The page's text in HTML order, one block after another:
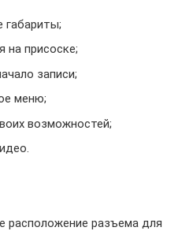
габариты;
на присоске;
записи;
меню;
возможностей;
расположение разъема для